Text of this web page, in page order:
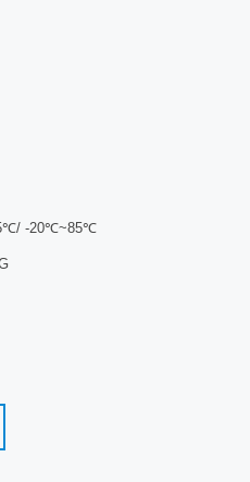
4S. Устройства также совместимы
UPC 1G / 10G / 25G
-20℃~85℃